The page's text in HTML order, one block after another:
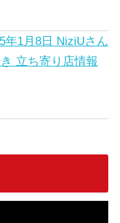
年1月8日 NiziUさん
立ち寄り店情報